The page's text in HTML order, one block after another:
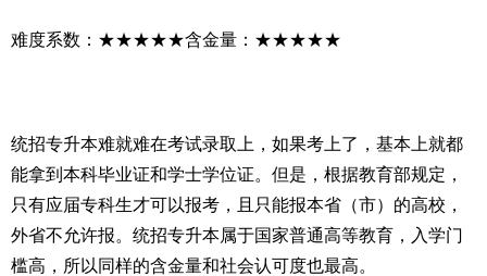
难度系数：★★★★★含金量：★★★★★
统招专升本难就难在考试录取上，如果考上了，基本上就都
能拿到本科毕业证和学士学位证。但是，根据教育部规定，
只有应届专科生才可以报考，且只能报本省（市）的高校，
外省不允许报。统招专升本属于国家普通高等教育，入学门
槛高，所以同样的含金量和社会认可度也最高。